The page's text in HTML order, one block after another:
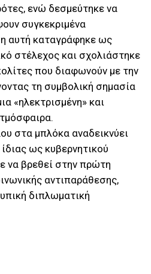
ενώ δεσμεύτηκε να
συγκεκριμένα
αυτή καταγράφηκε ως
στέλεχος και σχολιάστηκε
που διαφωνούν με την
τη συμβολική σημασία
«ηλεκτρισμένη» και
στα μπλόκα αναδεικνύει
ως κυβερνητικού
να βρεθεί στην πρώτη
αντιπαράθεσης,
διπλωματική